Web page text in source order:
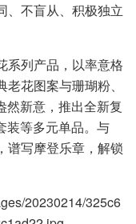
、不盲从、积极独立
系列产品，以率意格
花图案与珊瑚粉、
然新意，推出全新复
装等多元单品。与
谱写摩登乐章，解锁